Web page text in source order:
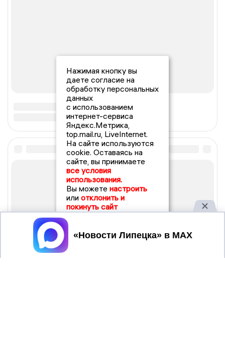
Нажимая кнопку вы
даете согласие на
обработку персональных
данных
с использованием
интернет-сервиса
Яндекс.Метрика,
top.mail.ru, LiveInternet.
На сайте используются
cookie. Оставаясь на
сайте, вы принимаете
все условия
использования.
Вы можете настроить
или отклонить и
покинуть сайт
Принять